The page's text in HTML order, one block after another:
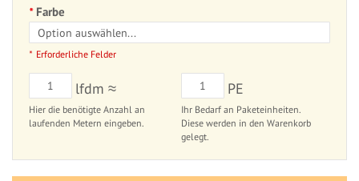
Farbe
Erforderliche Felder
lfdm ≈
Hier die benötigte Anzahl an
laufenden Metern eingeben.
PE
Ihr Bedarf an Paketeinheiten.
Diese werden in den Warenkorb
gelegt.